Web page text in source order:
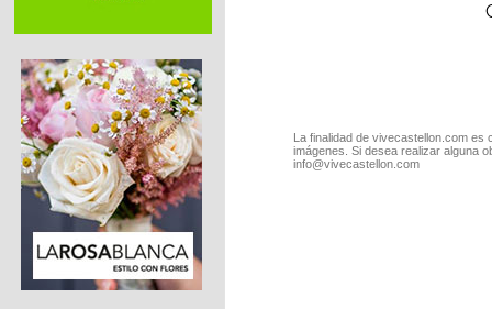
La finalidad de vivecastellon.com
imágenes. Si desea realizar alguna
info@vivecastellon.com